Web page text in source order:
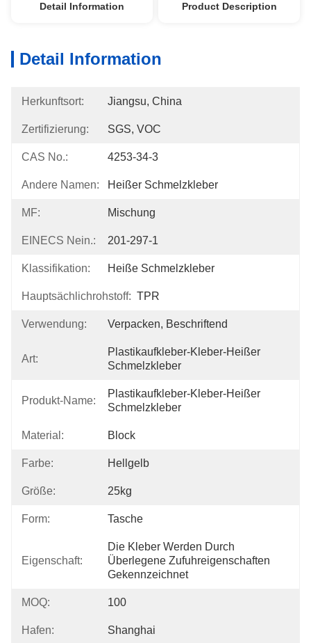
Detail Information Product Description
Detail Information
Herkunftsort: Jiangsu, China
Zertifizierung: SGS, VOC
CAS No.: 4253-34-3
Andere Namen: Heißer Schmelzkleber
MF: Mischung
EINECS Nein.: 201-297-1
Klassifikation: Heiße Schmelzkleber
Hauptsächlichrohstoff: TPR
Verwendung: Verpacken, Beschriftend
Art:
Plastikaufkleber-Kleber-Heißer
Schmelzkleber
Produkt-Name:
Plastikaufkleber-Kleber-Heißer
Schmelzkleber
Material: Block
Farbe: Hellgelb
Größe: 25kg
Form: Tasche
Eigenschaft:
Die Kleber Werden Durch
Überlegene Zufuhreigenschaften
Gekennzeichnet
MOQ: 100
Hafen: Shanghai